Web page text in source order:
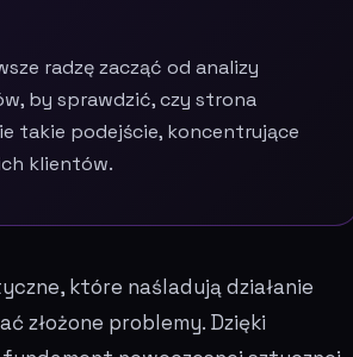
radzę zacząć od analizy
by sprawdzić, czy strona
takie podejście, koncentrujące
klientów.
które naśladują działanie
złożone problemy. Dzięki